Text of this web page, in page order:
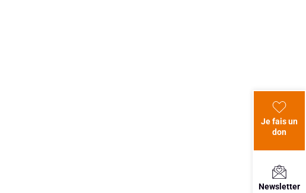
Je fais un
don
Newsletter